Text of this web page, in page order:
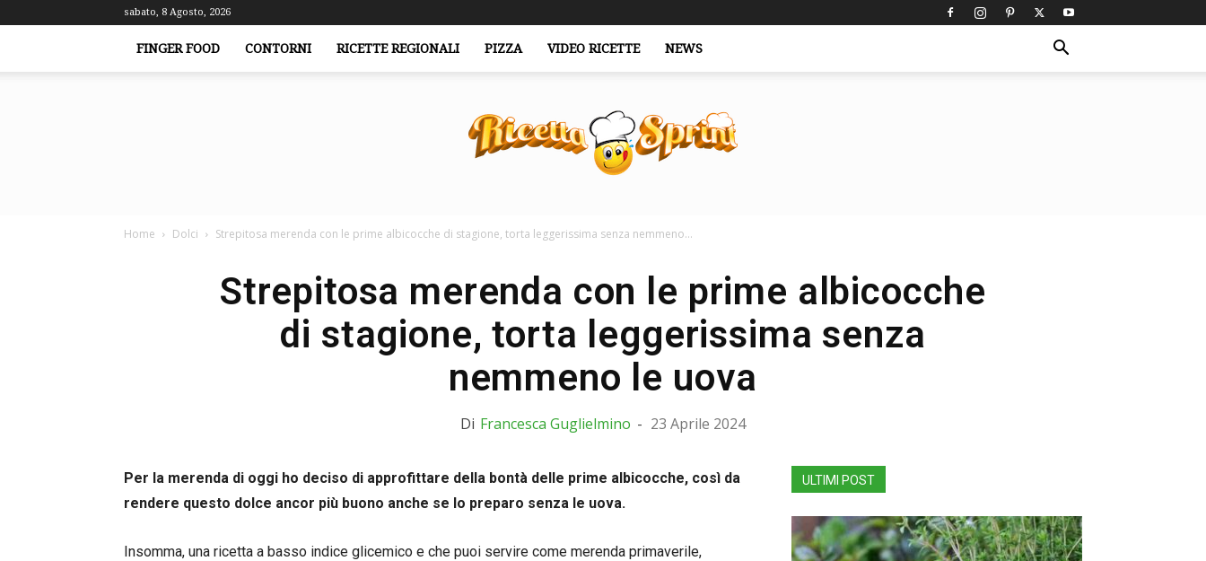
sabato, 8 Agosto, 2026
FINGER FOOD CONTORNI RICETTE REGIONALI PIZZA VIDEO RICETTE NEWS
Home Dolci Strepitosa merenda con le prime albicocche di stagione, torta leggerissima senza nemmeno...
Strepitosa merenda con le prime albicocche
di stagione, torta leggerissima senza
nemmeno le uova
Di Francesca Guglielmino - 23 Aprile 2024
Per la merenda di oggi ho deciso di approfittare della bontà delle prime albicocche, così da
rendere questo dolce ancor più buono anche se lo preparo senza le uova.
Insomma, una ricetta a basso indice glicemico e che puoi servire come merenda primaverile,
ULTIMI POST